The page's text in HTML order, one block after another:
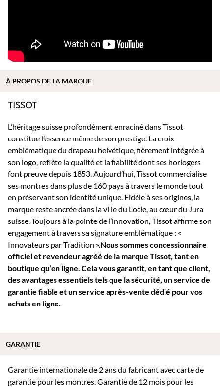
TISSOT
L’héritage suisse profondément enraciné dans Tissot
constitue l’essence même de son prestige. La croix
emblématique du drapeau helvétique, fièrement intégrée à
son logo, reflète la qualité et la fiabilité dont ses horlogers
font preuve depuis 1853. Aujourd’hui, Tissot commercialise
ses montres dans plus de 160 pays à travers le monde tout
en préservant son identité unique. Fidèle à ses origines, la
marque reste ancrée dans la ville du Locle, au cœur du Jura
suisse. Toujours à la pointe de l’innovation, Tissot affirme son
engagement à travers sa signature emblématique : «
Innovateurs par Tradition ».Nous sommes concessionnaire
officiel et revendeur agréé de la marque Tissot, tant en
boutique qu’en ligne. Cela vous garantit, en tant que client,
des avantages essentiels tels que la sécurité, un service de
garantie fiable et un service après-vente dédié pour vos
achats en ligne.
Garantie internationale de 2 ans du fabricant avec carte de
garantie pour les montres. Garantie de 12 mois pour les
À PROPOS DE LA MARQUE
GARANTIE